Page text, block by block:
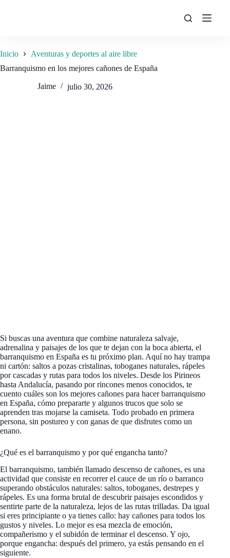
Inicio
Aventuras y deportes al aire libre
Barranquismo en los mejores cañones de España
Jaime julio 30, 2026
Si buscas una aventura que combine naturaleza salvaje,
adrenalina y paisajes de los que te dejan con la boca abierta, el
barranquismo en España es tu próximo plan. Aquí no hay trampa
ni cartón: saltos a pozas cristalinas, toboganes naturales, rápeles
por cascadas y rutas para todos los niveles. Desde los Pirineos
hasta Andalucía, pasando por rincones menos conocidos, te
cuento cuáles son los mejores cañones para hacer barranquismo
en España, cómo prepararte y algunos trucos que solo se
aprenden tras mojarse la camiseta. Todo probado en primera
persona, sin postureo y con ganas de que disfrutes como un
enano.
¿Qué es el barranquismo y por qué engancha tanto?
El barranquismo, también llamado descenso de cañones, es una
actividad que consiste en recorrer el cauce de un río o barranco
superando obstáculos naturales: saltos, toboganes, destrepes y
rápeles. Es una forma brutal de descubrir paisajes escondidos y
sentirte parte de la naturaleza, lejos de las rutas trilladas. Da igual
si eres principiante o ya tienes callo: hay cañones para todos los
gustos y niveles. Lo mejor es esa mezcla de emoción,
compañerismo y el subidón de terminar el descenso. Y ojo,
porque engancha: después del primero, ya estás pensando en el
siguiente.